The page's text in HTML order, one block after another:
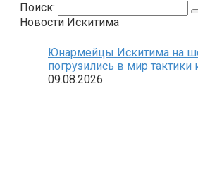
Поиск:
Новости Искитима
Юнармейцы Искитима на
погрузились в мир
09.08.2026